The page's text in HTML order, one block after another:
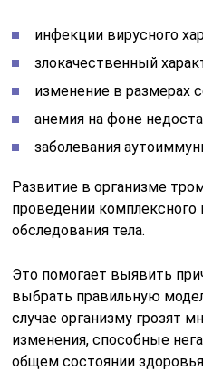
инфекции вирусного
злокачественный
изменение в размерах
анемия на фоне
заболевания
Развитие в организме
проведении комплексного
обследования тела.
Это помогает выявить
выбрать правильную
случае организму грозят
изменения, способные
общем состоянии